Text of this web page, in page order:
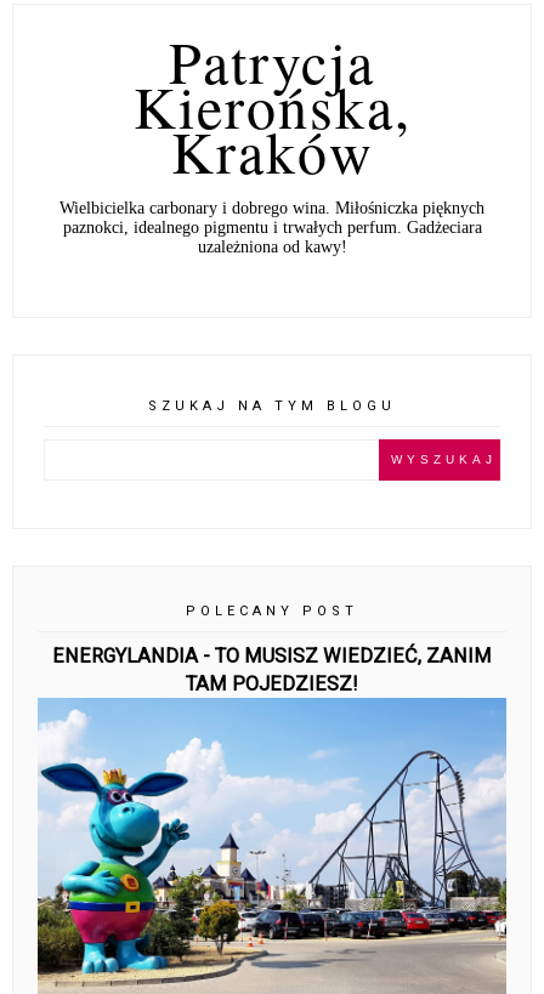
Patrycja
Kierońska,
Kraków
Wielbicielka carbonary i dobrego wina. Miłośniczka pięknych
paznokci, idealnego pigmentu i trwałych perfum. Gadżeciara
uzależniona od kawy!
SZUKAJ NA TYM BLOGU
POLECANY POST
ENERGYLANDIA - TO MUSISZ WIEDZIEĆ, ZANIM
TAM POJEDZIESZ!